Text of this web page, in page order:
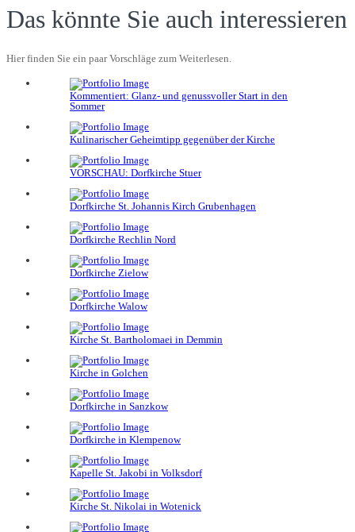
Das könnte Sie auch interessieren
Hier finden Sie ein paar Vorschläge zum Weiterlesen.
Kommentiert: Glanz- und genussvoller Start in den
Sommer
Kulinarischer Geheimtipp gegenüber der Kirche
VORSCHAU: Dorfkirche Stuer
Dorfkirche St. Johannis Kirch Grubenhagen
Dorfkirche Rechlin Nord
Dorfkirche Zielow
Dorfkirche Walow
Kirche St. Bartholomaei in Demmin
Kirche in Golchen
Dorfkirche in Sanzkow
Dorfkirche in Klempenow
Kapelle St. Jakobi in Volksdorf
Kirche St. Nikolai in Wotenick